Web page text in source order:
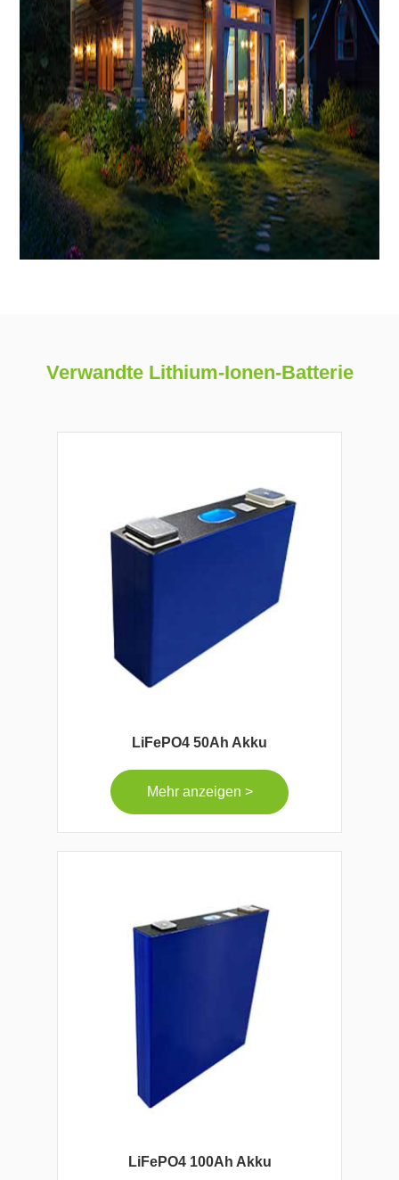
Verwandte Lithium-Ionen-Batterie
LiFePO4 50Ah Akku
Mehr anzeigen >
LiFePO4 100Ah Akku